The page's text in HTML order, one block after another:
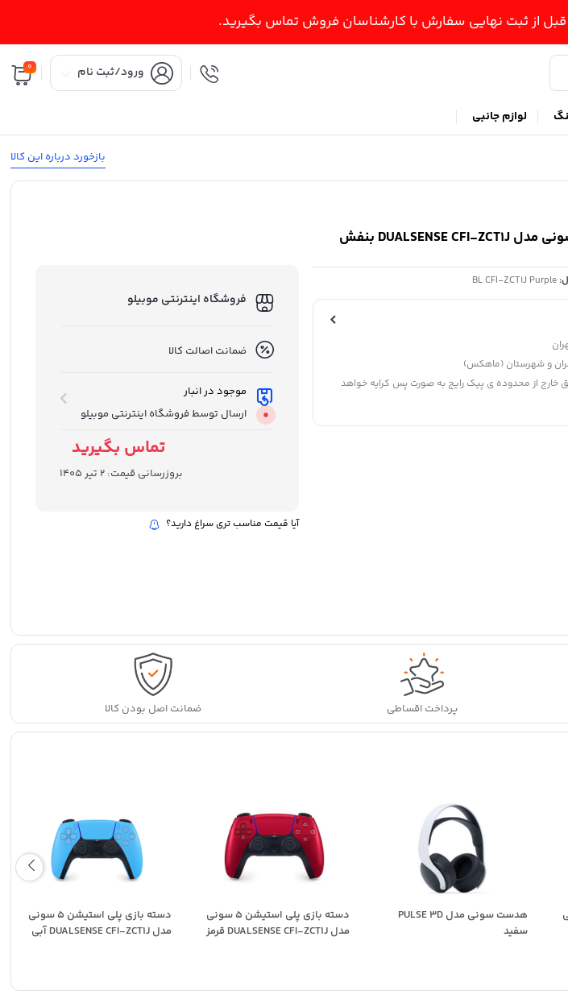
قبل از ثبت نهایی سفارش با کارشناسان فروش تماس بگیرید.
ورود/ثبت نام 0
لوازم جانبی
بازخورد درباره این کالا
BL CFI-ZCT1J Purple
و شهرستان (ماهکس)
خارج از محدوده ی پیک رایج به صورت پس کرایه خواهد
فروشگاه اینترنتی موبیلو
ضمانت اصالت کالا
موجود در انبار
ارسال توسط فروشگاه اینترنتی موبیلو
تماس بگیرید
بروزرسانی قیمت: 2 تیر 1405
آیا قیمت مناسب تری سراغ دارید؟
پرداخت اقساطی ضمانت اصل بودن کالا
هدست سونی مدل PULSE 3D
سفید
دسته بازی پلی استیشن 5 سونی
مدل DUALSENSE CFI-ZCT1J قرمز
دسته بازی پلی استیشن 5 سونی
مدل DUALSENSE CFI-ZCT1J آبی